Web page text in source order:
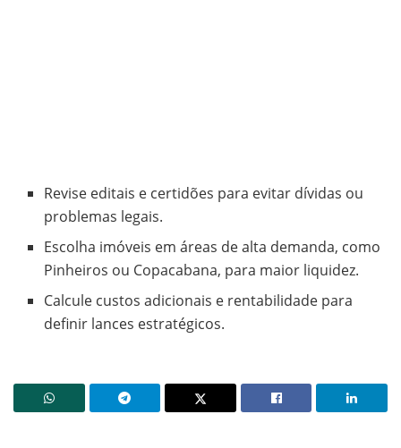
Revise editais e certidões para evitar dívidas ou
problemas legais.
Escolha imóveis em áreas de alta demanda, como
Pinheiros ou Copacabana, para maior liquidez.
Calcule custos adicionais e rentabilidade para
definir lances estratégicos.